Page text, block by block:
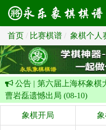
首页 比赛棋谱 象棋个人
公告 | 第六届上海杯象棋
曹岩磊遗憾出局 (08-10)
象棋开局